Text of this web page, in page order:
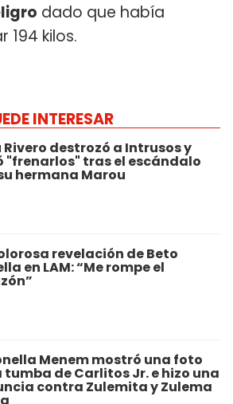
dado que había
194 kilos.
INTERESAR
Rivero destrozó a Intrusos y
"frenarlos" tras el escándalo
hermana Marou
revelación de Beto
en LAM: “Me rompe el
Menem mostró una foto
tumba de Carlitos Jr. e hizo una
contra Zulemita y Zulema